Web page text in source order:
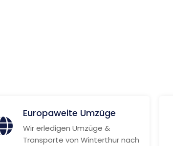
Europaweite Umzüge
Wir erledigen Umzüge &
Transporte von Winterthur nach